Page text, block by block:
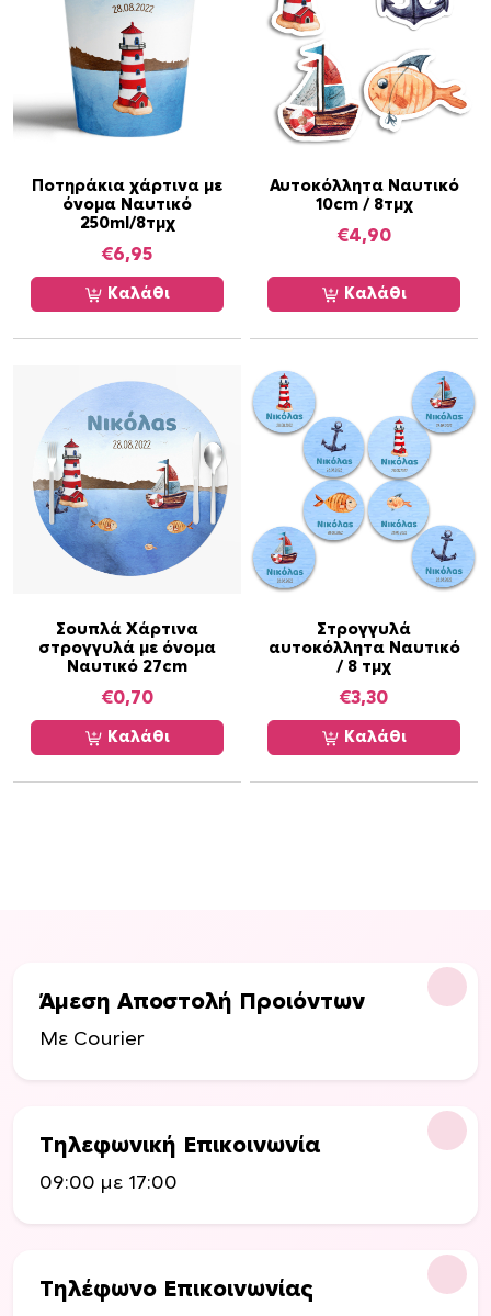
Ποτηράκια χάρτινα με
όνομα Ναυτικό
250ml/8τμχ
€6,95
Καλάθι
Αυτοκόλλητα Ναυτικό
10cm / 8τμχ
€4,90
Καλάθι
Σουπλά Χάρτινα
στρογγυλά με όνομα
Ναυτικό 27cm
€0,70
Καλάθι
Στρογγυλά
αυτοκόλλητα Ναυτικό
/ 8 τμχ
€3,30
Καλάθι
Άμεση Αποστολή Προιόντων
Με Courier
Τηλεφωνική Επικοινωνία
09:00 με 17:00
Τηλέφωνο Επικοινωνίας